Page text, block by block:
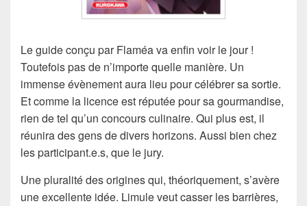
Le guide conçu par Flaméa va enfin voir le jour !
Toutefois pas de n’importe quelle manière. Un
immense évènement aura lieu pour célébrer sa sortie.
Et comme la licence est réputée pour sa gourmandise,
rien de tel qu’un concours culinaire. Qui plus est, il
réunira des gens de divers horizons. Aussi bien chez
les participant.e.s, que le jury.
Une pluralité des origines qui, théoriquement, s’avère
une excellente idée. Limule veut casser les barrières,